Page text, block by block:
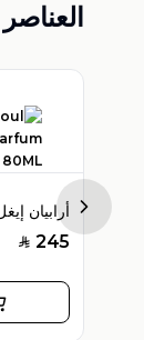
SAR 245
Next